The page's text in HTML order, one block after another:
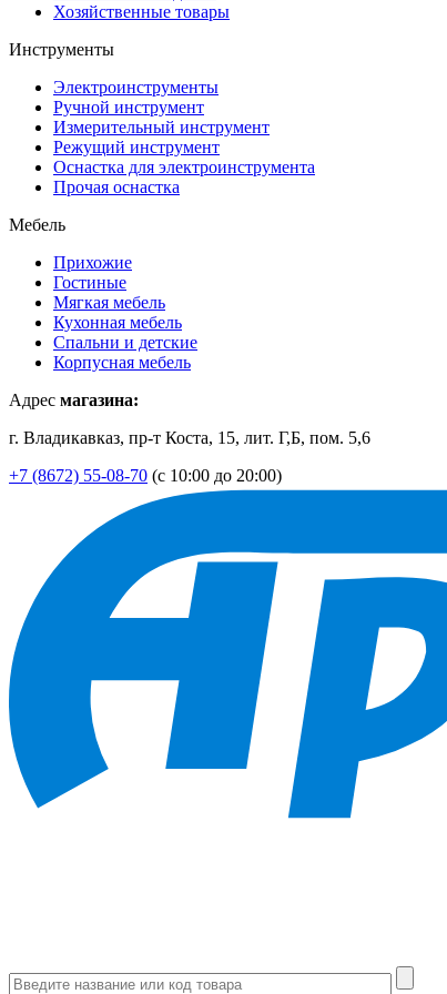
Хозяйственные товары
Инструменты
Электроинструменты
Ручной инструмент
Измерительный инструмент
Режущий инструмент
Оснастка для электроинструмента
Прочая оснастка
Мебель
Прихожие
Гостиные
Мягкая мебель
Кухонная мебель
Спальни и детские
Корпусная мебель
Адрес магазина:
г. Владикавказ, пр-т Коста, 15, лит. Г,Б, пом. 5,6
+7 (8672) 55-08-70 (с 10:00 до 20:00)